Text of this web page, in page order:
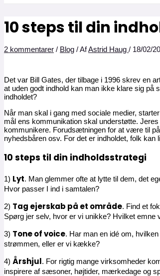
10 steps til din
2 kommentarer / Blog / AfAstrid Haug / 18/02/
Det var Bill Gates, der tilbage i 1996 skrev en
at uden godt indhold kan man ikke klare sig på
indholdet?
Når man skal i gang med sociale medier,
mål ens kommunikation skal understøtte.
kommunikere. Forudsætningen for at være til
nyhedsbåren osv. For det er indholdet, folk
10 steps til din indholdsstrategi
1) Lyt. Man glemmer ofte at lytte til dem, det
Hvor passer I ind i samtalen?
2) Tag ejerskab på et område. Find et
Spørg jer selv, hvor er vi unikke? Hvilket
3) Tone of voice. Har man en idé om,
strømmen, eller er vi kække?
4) Årshjul. For rigtig mange virksomheder
inspirere af sæsoner, højtider, mærkedage og